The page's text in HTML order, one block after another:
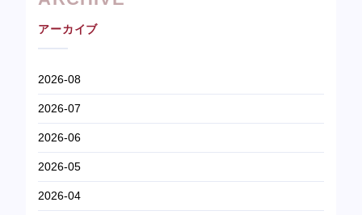
アーカイブ
2026-08
2026-07
2026-06
2026-05
2026-04